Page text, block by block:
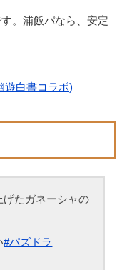
。浦飯パなら、安定
遊白書コラボ)
たガネーシャの
#パズドラ